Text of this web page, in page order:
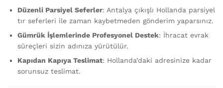
Düzenli Parsiyel Seferler: Antalya çıkışlı Hollanda parsiyel
tır seferleri ile zaman kaybetmeden gönderim yaparsınız.
Gümrük İşlemlerinde Profesyonel Destek: İhracat evrak
süreçleri sizin adınıza yürütülür.
Kapıdan Kapıya Teslimat: Hollanda’daki adresinize kadar
sorunsuz teslimat.